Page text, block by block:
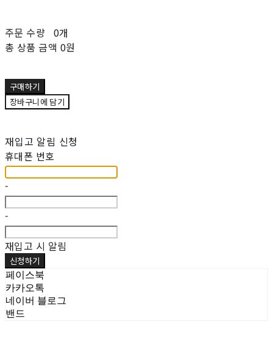
주문 수량 0개
총 상품 금액 0원
구매하기
장바구니에 담기
재입고 알림 신청
휴대폰 번호
-
-
재입고 시 알림
신청하기
페이스북
카카오톡
네이버 블로그
밴드